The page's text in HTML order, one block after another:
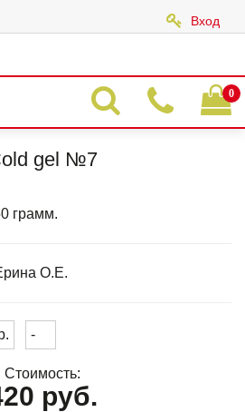
Вход
0
gel №7
грамм.
О.Е.
-
Стоимость:
руб.